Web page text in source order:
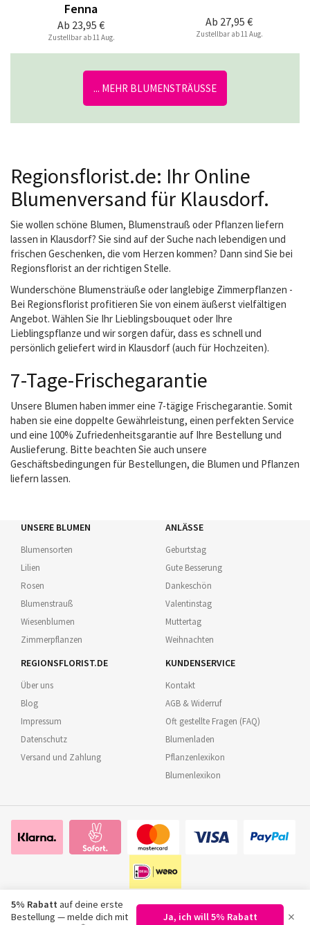
Ab 23,95 €
Fenna
Zustellbar ab 11 Aug.
Ab 27,95 €
Zustellbar ab 11 Aug.
... MEHR BLUMENSTRÄUSSE
Regionsflorist.de: Ihr Online
Blumenversand für Klausdorf.
Sie wollen schöne Blumen, Blumenstrauß oder Pflanzen liefern
lassen in Klausdorf? Sie sind auf der Suche nach lebendigen und
frischen Geschenken, die vom Herzen kommen? Dann sind Sie bei
Regionsflorist an der richtigen Stelle.
Wunderschöne Blumensträuße oder langlebige Zimmerpflanzen -
Bei Regionsflorist profitieren Sie von einem äußerst vielfältigen
Angebot. Wählen Sie Ihr Lieblingsbouquet oder Ihre
Lieblingspflanze und wir sorgen dafür, dass es schnell und
persönlich geliefert wird in Klausdorf (auch für Hochzeiten).
7-Tage-Frischegarantie
Unsere Blumen haben immer eine 7-tägige Frischegarantie. Somit
haben sie eine doppelte Gewährleistung, einen perfekten Service
und eine 100% Zufriedenheitsgarantie auf Ihre Bestellung und
Auslieferung. Bitte beachten Sie auch unsere
Geschäftsbedingungen für Bestellungen, die Blumen und Pflanzen
liefern lassen.
UNSERE BLUMEN
Blumensorten
Lilien
Rosen
Blumenstrauß
Wiesenblumen
Zimmerpflanzen
ANLÄSSE
Geburtstag
Gute Besserung
Dankeschön
Valentinstag
Muttertag
Weihnachten
REGIONSFLORIST.DE
Über uns
Blog
Impressum
Datenschutz
Versand und Zahlung
KUNDENSERVICE
Kontakt
AGB & Widerruf
Oft gestellte Fragen (FAQ)
Blumenladen
Pflanzenlexikon
Blumenlexikon
5% Rabatt auf deine erste
Bestellung — melde dich mit
Ja, ich will 5% Rabatt ×